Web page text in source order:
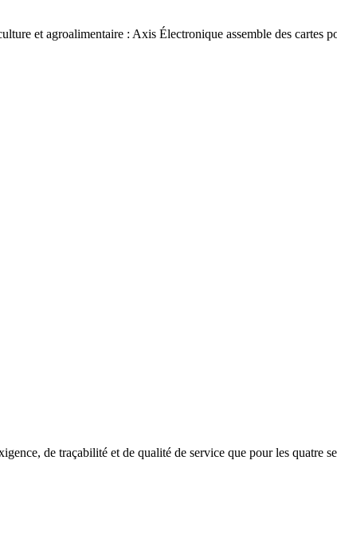
et agroalimentaire : Axis Électronique assemble des cartes
de traçabilité et de qualité de service que pour les quatre